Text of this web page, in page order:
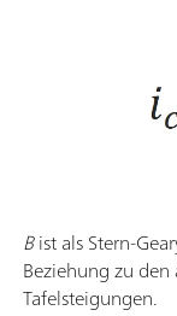
Bist als Stern-
Beziehung zu
Tafelsteigungen.